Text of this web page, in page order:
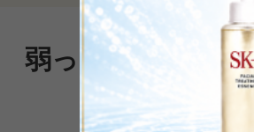
弱った頭皮と髪の